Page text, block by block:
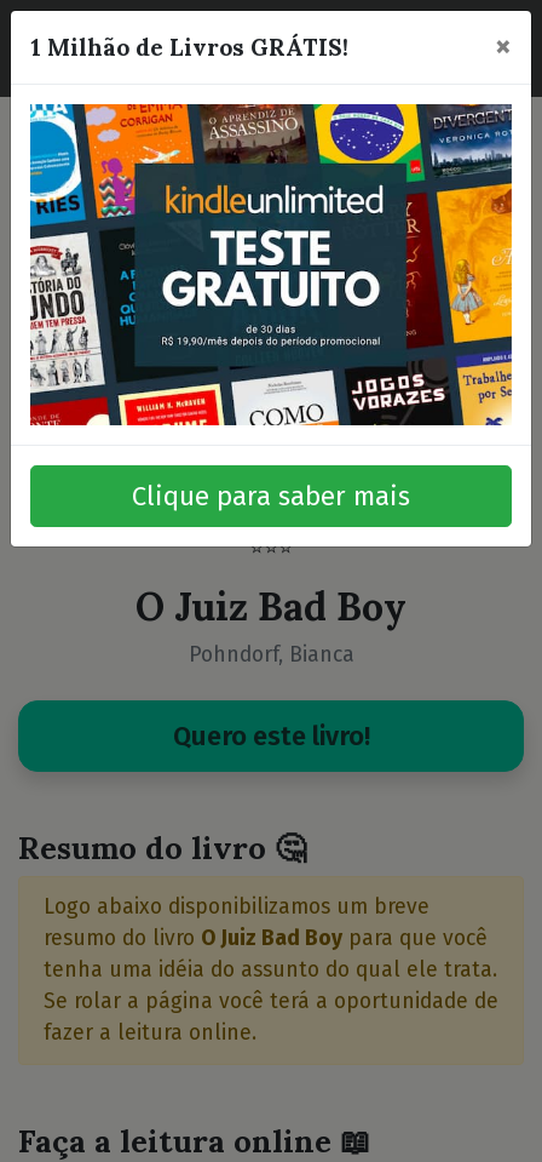
☰
⭐⭐⭐
O Juiz Bad Boy
Pohndorf, Bianca
Quero este livro!
Resumo do livro 🤔
Logo abaixo disponibilizamos um breve
resumo do livro O Juiz Bad Boy para que você
tenha uma idéia do assunto do qual ele trata.
Se rolar a página você terá a oportunidade de
fazer a leitura online.
Faça a leitura online 📖
1 Milhão de Livros GRÁTIS! ×
Clique para saber mais